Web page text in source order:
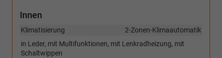
Innen
2-Zonen-Klimaautomatik
Klimatisierung
in Leder, mit Multifunktionen, mit Lenkradheizung, mit
Schaltwippen